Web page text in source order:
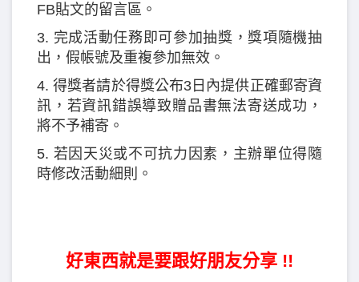
FB貼文的留言區。
3. 完成活動任務即可參加抽獎，獎項隨機抽
出，假帳號及重複參加無效。
4. 得獎者請於得獎公布3日內提供正確郵寄資
訊，若資訊錯誤導致贈品書無法寄送成功，
將不予補寄。
5. 若因天災或不可抗力因素，主辦單位得隨
時修改活動細則。
好東西就是要跟好朋友分享 !!